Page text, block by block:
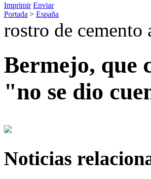
Imprimir Enviar
Portada > España
rostro de cemento
Bermejo, que
"no se dio
Noticias